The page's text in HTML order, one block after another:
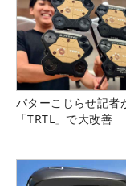
パターこじらせ記者
「TRTL」で大改善